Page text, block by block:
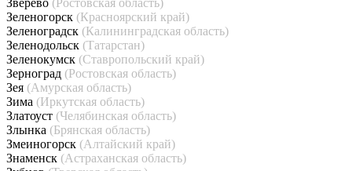
Зверево (Ростовская область)
Зеленогорск (Красноярский край)
Зеленоградск (Калининградская область)
Зеленодольск (Татарстан)
Зеленокумск (Ставропольский край)
Зерноград (Ростовская область)
Зея (Амурская область)
Зима (Иркутская область)
Златоуст (Челябинская область)
Злынка (Брянская область)
Змеиногорск (Алтайский край)
Знаменск (Астраханская область)